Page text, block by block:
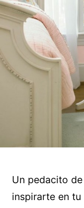
Un pedacito
inspirarte en